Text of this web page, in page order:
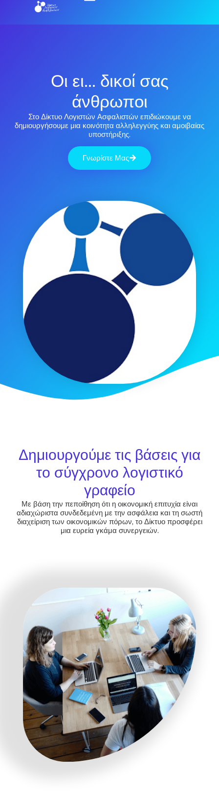
Οι ει... δικοί σας
άνθρωποι
Στο Δίκτυο Λογιστών Ασφαλιστών επιδιώκουμε να
δημιουργήσουμε μια κοινότητα αλληλεγγύης και αμοιβαίας
υποστήριξης.
Γνωρίστε Μας
Δημιουργούμε τις βάσεις για
το σύγχρονο λογιστικό
γραφείο
Με βάση την πεποίθηση ότι η οικονομική επιτυχία είναι
αδιαχώριστα συνδεδεμένη με την ασφάλεια και τη σωστή
διαχείριση των οικονομικών πόρων, το Δίκτυο προσφέρει
μια ευρεία γκάμα συνεργειών.